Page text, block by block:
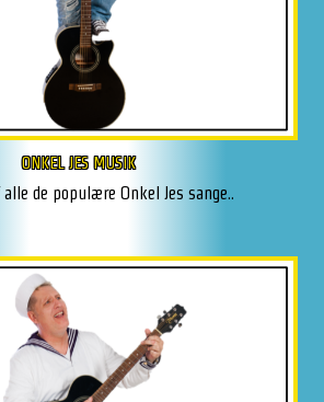
ONKEL JES MUSIK
de populære Onkel Jes sange..